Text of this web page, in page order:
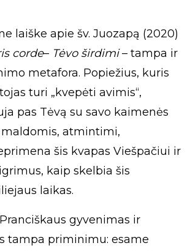
laiške apie šv. Juozapą (2020)
corde– Tėvo širdimi– tampa ir
metafora. Popiežius, kuris
turi „kvepėti avimis“,
pas Tėvą su savo kaimenės
maldomis, atmintimi,
šis kvapas Viešpačiui ir
kaip skelbia šis
laikas.
gyvenimas ir
tampa priminimu: esame